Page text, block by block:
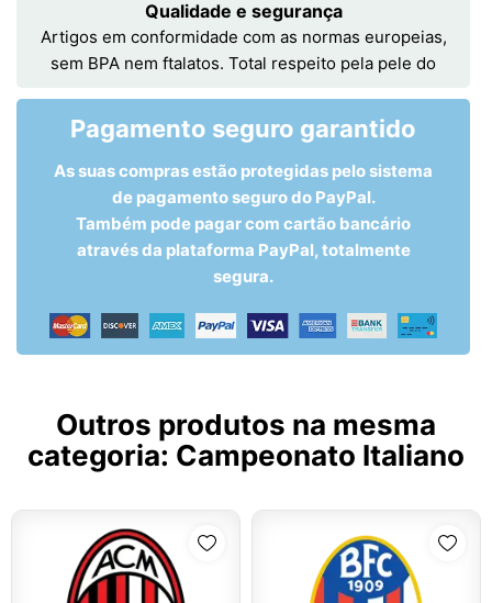
Qualidade e segurança
Artigos em conformidade com as normas europeias,
sem BPA nem ftalatos. Total respeito pela pele do
Pagamento seguro garantido
As suas compras estão protegidas pelo sistema
de pagamento seguro do PayPal.
Também pode pagar com cartão bancário
através da plataforma PayPal, totalmente
segura.
Outros produtos na mesma
categoria: Campeonato Italiano